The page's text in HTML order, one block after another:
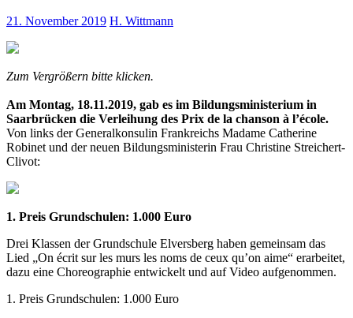
21. November 2019 H. Wittmann
Zum Vergrößern bitte klicken.
Am Montag, 18.11.2019, gab es im Bildungsministerium in
Saarbrücken die Verleihung des Prix de la chanson à l’école.
Von links der Generalkonsulin Frankreichs Madame Catherine
Robinet und der neuen Bildungsministerin Frau Christine Streichert-
Clivot:
1. Preis Grundschulen: 1.000 Euro
Drei Klassen der Grundschule Elversberg haben gemeinsam das
Lied „On écrit sur les murs les noms de ceux qu’on aime“ erarbeitet,
dazu eine Choreographie entwickelt und auf Video aufgenommen.
1. Preis Grundschulen: 1.000 Euro